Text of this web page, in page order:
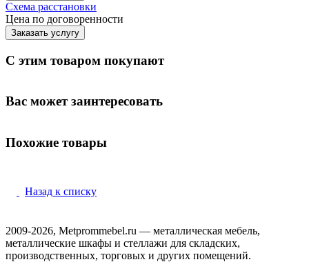
Схема расстановки
Цена по договоренности
Заказать услугу
С этим товаром покупают
Вас может заинтересовать
Похожие товары
Назад к списку
2009-2026, Metprommebel.ru — металлическая мебель,
металлические шкафы и стеллажи для складских,
производственных, торговых и других помещений.